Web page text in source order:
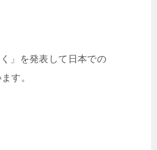
」を発表して日本での
す。